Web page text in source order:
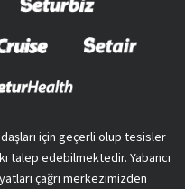
için geçerli olup tesisler
talep edebilmektedir. Yabancı
çağrı merkezimizden